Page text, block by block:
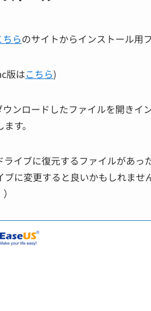
ちらのサイトからインストール用
版はこちら)
ウンロードしたファイルを開きイ
す。
ライブに復元するファイルがあ
ブに変更すると良いかもしれま